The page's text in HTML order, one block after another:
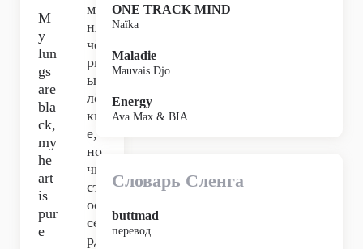
M
y
lun
gs
are
bla
ck,
my
he
art
is
pur
e
ме
ня
чё
рн
ые
лёг
ки
е,
но
чи
ст
ое
се
рд
ONE TRACK MIND
Naïka
Maladie
Mauvais Djo
Energy
Ava Max & BIA
Словарь Сленга
buttmad
перевод